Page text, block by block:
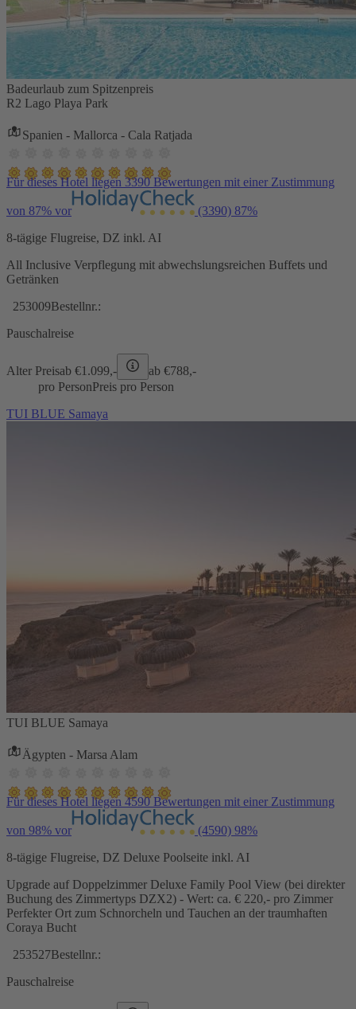
Badeurlaub zum Spitzenpreis
R2 Lago Playa Park
Spanien - Mallorca - Cala Ratjada
Für dieses Hotel liegen 3390 Bewertungen mit einer Zustimmung
von 87% vor (3390) 87%
8-tägige Flugreise, DZ inkl. AI
All Inclusive Verpflegung mit abwechslungsreichen Buffets und
Getränken
253009Bestellnr.:
Pauschalreise
Alter Preisab €1.099,- ab €788,-
pro PersonPreis pro Person
TUI BLUE Samaya
TUI BLUE Samaya
Ägypten - Marsa Alam
Für dieses Hotel liegen 4590 Bewertungen mit einer Zustimmung
von 98% vor (4590) 98%
8-tägige Flugreise, DZ Deluxe Poolseite inkl. AI
Upgrade auf Doppelzimmer Deluxe Family Pool View (bei direkter
Buchung des Zimmertyps DZX2) - Wert: ca. € 220,- pro Zimmer
Perfekter Ort zum Schnorcheln und Tauchen an der traumhaften
Coraya Bucht
253527Bestellnr.:
Pauschalreise